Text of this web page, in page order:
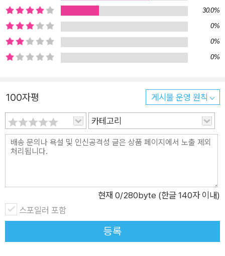
‘관계사’와 ‘민중의 삶’을 드러내기 위해 어떠한 집필 방식을 취할
것인가, 각 장의 구분은 어떻게 할 것인가, 누가(어느 나라가) 집
필할 것인가, 어떤 내용을 담을 것인가, 어떠한 시선으로 읽을 것
인가, 어떤 글쓰기 방식을 취할 것인가, 어떤 역사 용어를 사용할
것인가, 사실 관계의 오류는 없는가를 논의하고 점검하기 위해 2
고 수많은 이메일과 전화를 주고받으며 토론과 공유 과정을 거쳤
다. 6년간 때로는 부닥치고 때로는 동의하는 과정을 거쳐 탄생한
이 책에는 3국 공동 집필의 의미가 고스란히 담겨 있다. 4. 국경
을 넘은 역사 인식의 확대, 동아시아 역사 화해와 평화를 위한 디
딤돌 21세기에 들어 동아시아에서는 일본의 침략과 지배를 둘러
제는 외교 관계까지 규정하는 독립 변수로 바뀌어가고 있다. 한·
중·일 3국의 역사 화해가 더욱 절실해지는 시점이다. 이러한 때
공동의 역사책을 만들고 역사 인식을 공유하는 일은 3국의 역사
화해를 위한 노력으로, 그 의의 또한 크다. 서로 다툰 기억, 얽혀
30.0%
0%
0%
0%
100자평 게시물 운영 원칙
카테고리
현재 0/280byte (한글 140자 이내)
스포일러 포함
등록